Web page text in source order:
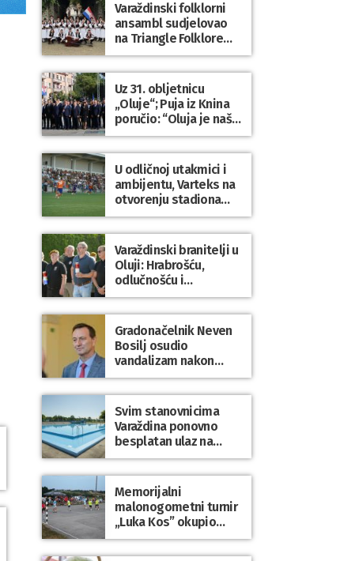
Varaždinski folklorni
ansambl sudjelovao
na Triangle Folklore
Festivalu u Danskoj
Uz 31. obljetnicu
„Oluje“; Puja iz Knina
poručio: “Oluja je naša
najveća pobjeda,
simbol slobode i
zajedništva!”
U odličnoj utakmici i
ambijentu, Varteks na
otvorenju stadiona
odigrao 1:1 s
Mariborom
Varaždinski branitelji u
Oluji: Hrabrošću,
odlučnošću i
zajedništvom do
slobodne Hrvatske!
Gradonačelnik Neven
Bosilj osudio
vandalizam nakon
utakmice NK Varaždin
– HNK Hajduk Split
Svim stanovnicima
Varaždina ponovno
besplatan ulaz na
Gradske bazene i
Gradsko kupalište na
Dravi
Memorijalni
malonogometni turnir
„Luka Kos” okupio
brojne ekipe i
posjetitelje u Sudovcu